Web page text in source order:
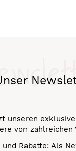
unseren
von zahlreichen
und Rabatte: Als